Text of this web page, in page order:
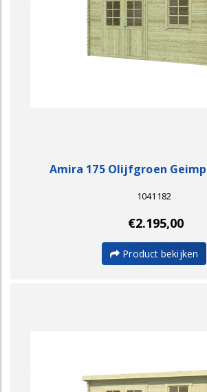
Amira 175 Olijfgroen
1041182
€2.195,00
Product bekijken